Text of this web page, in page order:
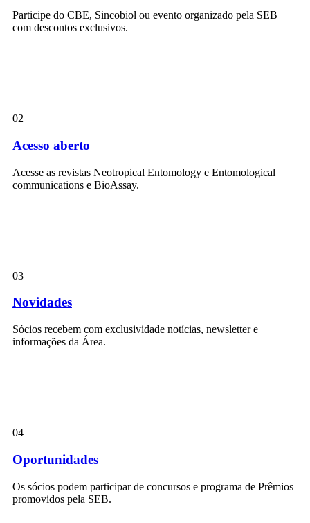
Participe do CBE, Sincobiol ou evento organizado pela SEB
com descontos exclusivos.
02
Acesso aberto
Acesse as revistas Neotropical Entomology e Entomological
communications e BioAssay.
03
Novidades
Sócios recebem com exclusividade notícias, newsletter e
informações da Área.
04
Oportunidades
Os sócios podem participar de concursos e programa de Prêmios
promovidos pela SEB.